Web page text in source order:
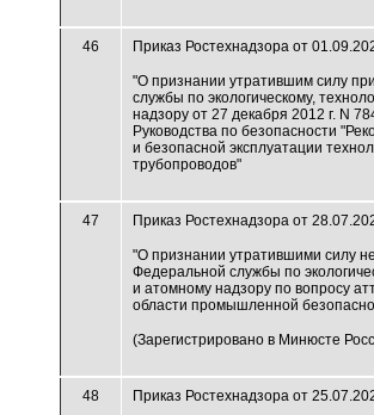
46 Приказ Ростехнадзора от
"О признании утратившим силу
службы по экологическому,
надзору от 27 декабря 2012 г. N
Руководства по безопасности
и безопасной эксплуатации
трубопроводов"
47 Приказ Ростехнадзора от
"О признании утратившими силу
Федеральной службы по
и атомному надзору по вопросу
области промышленной
(Зарегистрировано в Минюсте
48 Приказ Ростехнадзора от